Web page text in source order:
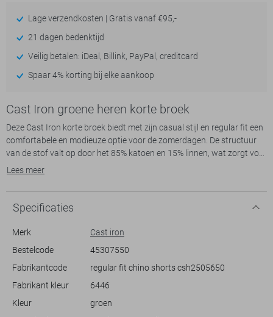
Lage verzendkosten | Gratis vanaf €95,-
21 dagen bedenktijd
Veilig betalen: iDeal, Billink, PayPal, creditcard
Spaar 4% korting bij elke aankoop
Cast Iron groene heren korte broek
Deze Cast Iron korte broek biedt met zijn casual stijl en regular fit een
comfortabele en modieuze optie voor de zomerdagen. De structuur
van de stof valt op door het 85% katoen en 15% linnen, wat zorgt voor
een ademend en licht gevoel. De broek heeft een normale lengte en
De steekzakken geven een praktische touch, ideaal voor het opbergen
van kleine benodigdheden.
Met zijn veelzijdige design kun jij deze Cast Iron korte broek eenvoudig
ontspannen dagje in de stad of een zomerse barbecue. Het subtiele
patroon voegt een speels element toe aan jouw outfit, zonder te
overheersen. Deze broek is een uitstekende keuze voor iedere
nu een strandwandeling maakt of geniet van een middag in de tuin,
Lees meer
Specificaties
Merk
Cast iron
Bestelcode
45307550
Fabrikantcode
regular fit chino shorts csh2505650
Fabrikant kleur
6446
Kleur
groen